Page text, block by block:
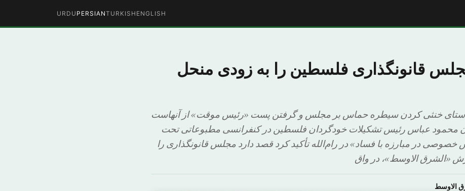
ENGLISH
TURKISH
PERSIAN
URDU
قانونگذاری فلسطین را به زودی منحل
خنثی کردن سیطره حماس بر مجلس و گرفتن پست «رئیس موقت» از آنهاست
محمود عباس رئیس تشکیلات خودگردان فلسطین در کنفرانسی مطبوعاتی تحت
در مبارزه با فساد» در رام‌الله تأکید کرد قصد دارد مجلس قانونگذاری را
«الشرق الاوسط»، در واق
الاوسط